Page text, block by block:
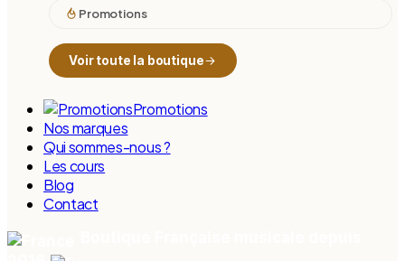
Promotions
Voir toute la boutique
Promotions
Nos marques
Qui sommes-nous ?
Les cours
Blog
Contact